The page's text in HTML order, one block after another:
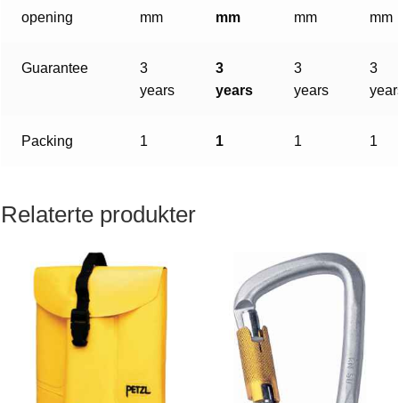
opening
mm
mm
mm
mm
Guarantee
3
years
3
years
3
years
3
Packing 1 1 1 1
Relaterte produkter